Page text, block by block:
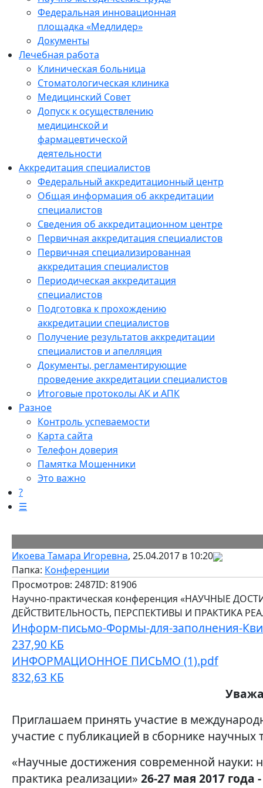
Федеральная инновационная
площадка «Медлидер»
Документы
Лечебная работа
Клиническая больница
Стоматологическая клиника
Медицинский Совет
Допуск к осуществлению
медицинской и
фармацевтической
деятельности
Аккредитация специалистов
Федеральный аккредитационный центр
Общая информация об аккредитации
специалистов
Сведения об аккредитационном центре
Первичная аккредитация специалистов
Первичная специализированная
аккредитация специалистов
Периодическая аккредитация
специалистов
Подготовка к прохождению
аккредитации специалистов
Получение результатов аккредитации
специалистов и апелляция
Документы, регламентирующие
проведение аккредитации специалистов
Итоговые протоколы АК и АПК
Разное
Контроль успеваемости
Карта сайта
Телефон доверия
Памятка Мошенники
Это важно
?
☰
Икоева Тамара Игоревна, 25.04.2017 в 10:20
Папка: Конференции
Просмотров: 2487ID: 81906
Научно-практическая конференция «НАУЧНЫЕ
ДЕЙСТВИТЕЛЬНОСТЬ, ПЕРСПЕКТИВЫ И ПРАКТИКА
Информ-письмо-Формы-для-заполнения-
237,90 КБ
ИНФОРМАЦИОННОЕ ПИСЬМО (1).pdf
832,63 КБ
Приглашаем принять участие в
участие с публикацией в сборнике научных
«Научные достижения современной науки:
практика реализации» 26-27 мая 2017